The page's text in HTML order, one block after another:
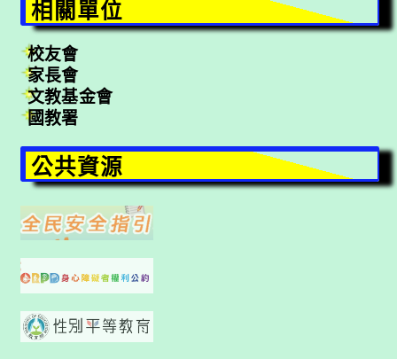
相關單位
校友會
家長會
文教基金會
國教署
公共資源